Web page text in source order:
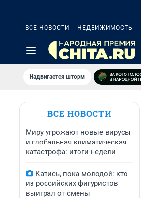
ВСЕ НОВОСТИ НЕДВИЖИМОСТЬ
Надвигается шторм
ВСЕ НОВОСТИ
Миру угрожают новые вирусы
и глобальная климатическая
катастрофа: итоги недели
Катись, пока молодой: кто
из российских фигуристов
выиграл от смены